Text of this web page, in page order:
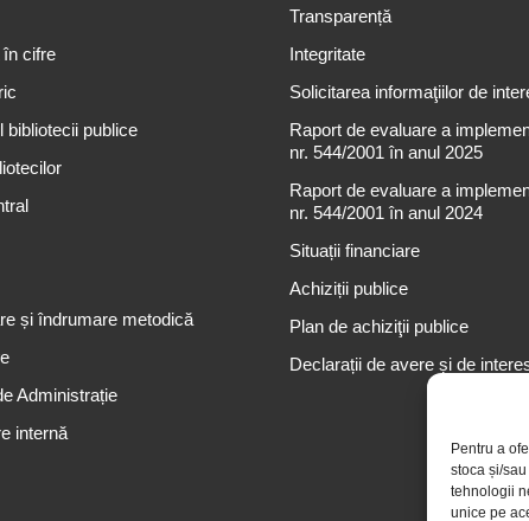
Pentru a
stoca și/
tehnologii
unice pe
în cifre
bibliotecii publice
și îndrumare metodică
Administrație
internă
Transparență
Integritate
Solicitarea informaţiilor de
Raport de evaluare a
nr. 544/2001 în anul 2025
Raport de evaluare a
nr. 544/2001 în anul 2024
Situații financiare
Achiziții publice
Plan de achiziţii publice
Declarații de avere și de